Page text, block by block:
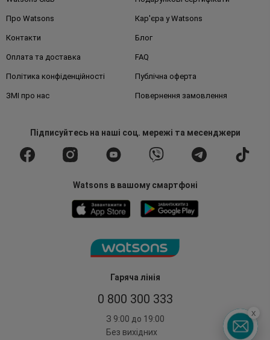
Гаряча лінія
0 800 300 333
З 9:00 до 19:00
Без вихідних
Про Watsons Кар'єра у Watsons
Контакти Блог
Оплата та доставка FAQ
Політика конфіденційності Публічна оферта
ЗМІ про нас Повернення замовлення
Підписуйтесьна наші соц. мережі та месенджери
Watsons в вашому смартфоні
x